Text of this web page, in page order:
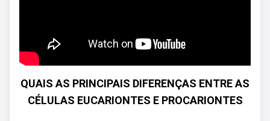
QUAIS AS PRINCIPAIS DIFERENÇAS ENTRE AS
CÉLULAS EUCARIONTES E PROCARIONTES